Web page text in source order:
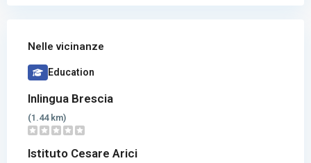
Nelle vicinanze
Education
Inlingua Brescia
(1.44 km)
Istituto Cesare Arici